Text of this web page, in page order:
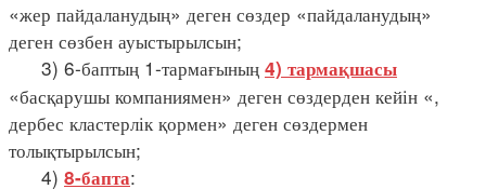
«жер пайдаланудың» деген сөздер «пайдаланудың»
деген сөзбен ауыстырылсын;
3) 6-баптың 1-тармағының 4) тармақшасы
«басқарушы компаниямен» деген сөздерден кейін «,
дербес кластерлік қормен» деген сөздермен
толықтырылсын;
4) 8-бапта: